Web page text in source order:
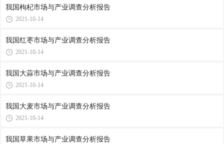
我国枸杞市场与产业调查分析报告
2021-10-14
我国红枣市场与产业调查分析报告
2021-10-14
我国大蒜市场与产业调查分析报告
2021-10-14
我国大麦市场与产业调查分析报告
2021-10-14
我国草果市场与产业调查分析报告